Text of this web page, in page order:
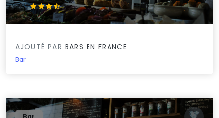
3.5/5
AJOUTÉ PAR BARS EN FRANCE
Bar
Bar